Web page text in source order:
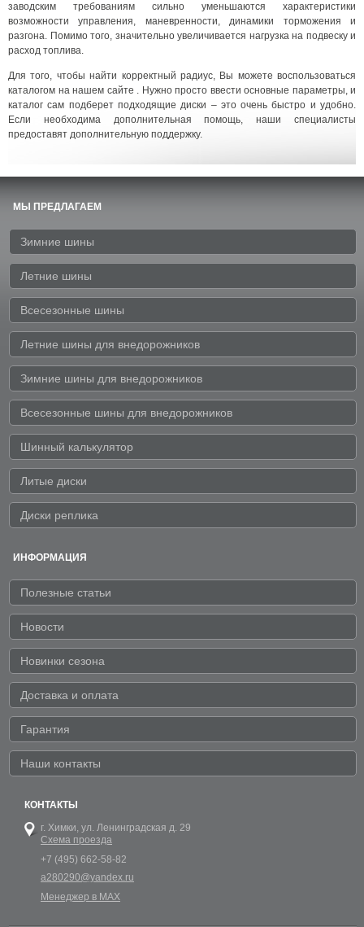
заводским требованиям сильно уменьшаются характеристики
возможности управления, маневренности, динамики торможения и
разгона. Помимо того, значительно увеличивается нагрузка на подвеску и
расход топлива.
Для того, чтобы найти корректный радиус, Вы можете воспользоваться
каталогом на нашем сайте . Нужно просто ввести основные параметры, и
каталог сам подберет подходящие диски – это очень быстро и удобно.
Если необходима дополнительная помощь, наши специалисты
предоставят дополнительную поддержку.
МЫ ПРЕДЛАГАЕМ
Зимние шины
Летние шины
Всесезонные шины
Летние шины для внедорожников
Зимние шины для внедорожников
Всесезонные шины для внедорожников
Шинный калькулятор
Литые диски
Диски реплика
ИНФОРМАЦИЯ
Полезные статьи
Новости
Новинки сезона
Доставка и оплата
Гарантия
Наши контакты
КОНТАКТЫ
г. Химки, ул. Ленинградская д. 29
Схема проезда
+7 (495) 662-58-82
a280290@yandex.ru
Менеджер в MAX